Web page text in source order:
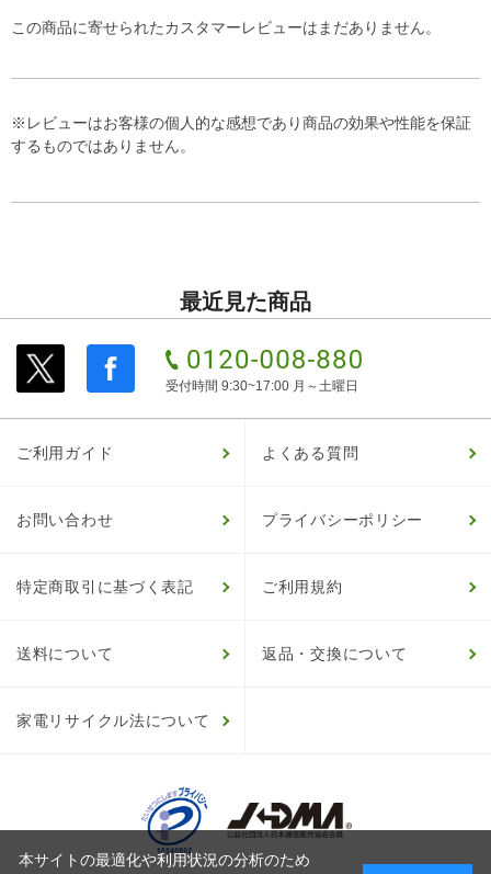
この商品に寄せられたカスタマーレビューはまだありません。
※レビューはお客様の個人的な感想であり商品の効果や性能を保証
するものではありません。
最近見た商品
受付時間 9:30~17:00 月～土曜日
ご利用ガイド よくある質問
お問い合わせ プライバシーポリシー
特定商取引に基づく表記 ご利用規約
送料について 返品・交換について
家電リサイクル法について
本サイトの最適化や利用状況の分析のため